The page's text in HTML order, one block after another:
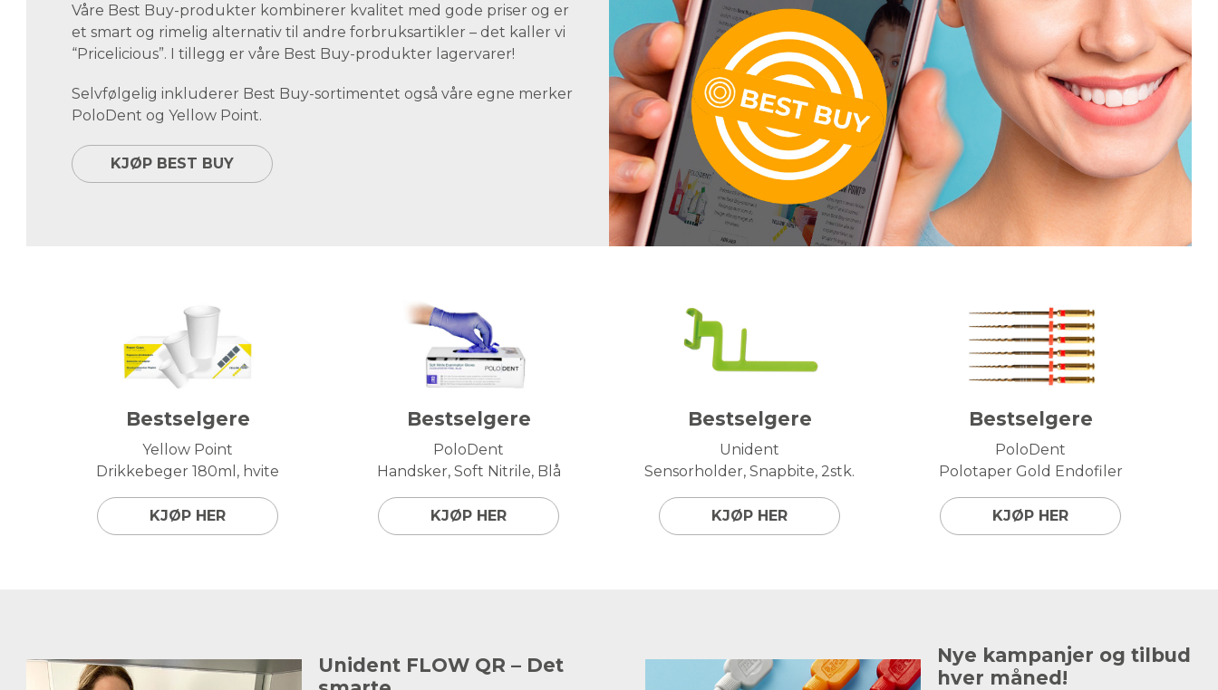
Våre Best Buy-produkter kombinerer kvalitet med gode priser og er
et smart og rimelig alternativ til andre forbruksartikler – det kaller vi
“Pricelicious”. I tillegg er våre Best Buy-produkter lagervarer!
Selvfølgelig inkluderer Best Buy-sortimentet også våre egne merker
PoloDent og Yellow Point.
KJØP BEST BUY
Bestselgere
Yellow Point
Drikkebeger 180ml, hvite
KJØP HER
Bestselgere
PoloDent
Handsker, Soft Nitrile, Blå
KJØP HER
Bestselgere
Unident
Sensorholder, Snapbite, 2stk.
KJØP HER
Bestselgere
PoloDent
Polotaper Gold Endofiler
KJØP HER
Unident FLOW QR – Det
Nye kampanjer og tilbud
hver måned!